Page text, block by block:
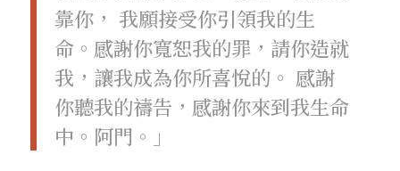
靠你， 我願接受你引領我的生
命。感謝你寬恕我的罪，請你造就
我，讓我成為你所喜悅的。 感謝
你聽我的禱告，感謝你來到我生命
中。阿門。」